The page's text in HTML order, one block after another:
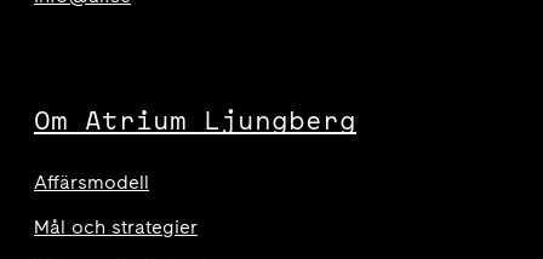
Om Atrium Ljungberg
Affärsmodell
Mål och strategier